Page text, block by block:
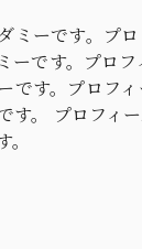
ミーです。プ
ーです。プロ
です。プロフ
す。 プロフィ